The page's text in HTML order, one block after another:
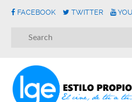
FACEBOOK TWITTER